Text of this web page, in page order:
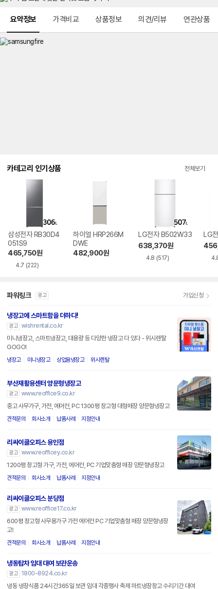
요약정보 가격비교 상품정보 의견/리뷰 연관상품
카테고리 인기상품 전체보기
삼성전자 RB30D4
051S9
465,750원
4.7 (222)
하이얼 HRP266M
DWE
482,900원
LG전자 B502W33
638,370원
4.8 (517)
LG
파워링크 광고 가입신청
냉장고에 스마트함을 더하다!
광고 wishrental.co.kr
미니냉장고, 스마트냉장고, 대용량 등 다양한 냉장고 다 있다 - 위시렌탈
GOGO!
냉장고 미니냉장고 상업용냉장고 위시렌탈
부산재활용센터 양문형냉장고
광고 www.reoffice9.co.kr
중고 사무가구, 가전, 에어컨, PC 1300평 창고형 대형매장 양문형냉장고
견적문의 회사소개 납품사례 지점안내
리싸이클오피스 용인점
광고 www.reofficey.co.kr
1200평 창고형 가구, 가전, 에어컨, PC 기업맞춤형 매장 양문형냉장고
견적문의 회사소개 납품사례 지점안내
리싸이클오피스 분당점
광고 www.reoffice17.co.kr
600평 창고형 사무용가구 가전 에어컨 PC 기업맞춤형 매장 양문형냉장
고!
견적문의 회사소개 납품사례 지점안내
냉동탑차 임대 대여 보관운송
광고 1800-8924.co.kr
냉동 냉장식품 24시간365일 보관 임대 각종행사 축제 마트냉장창고 수리기간 대여